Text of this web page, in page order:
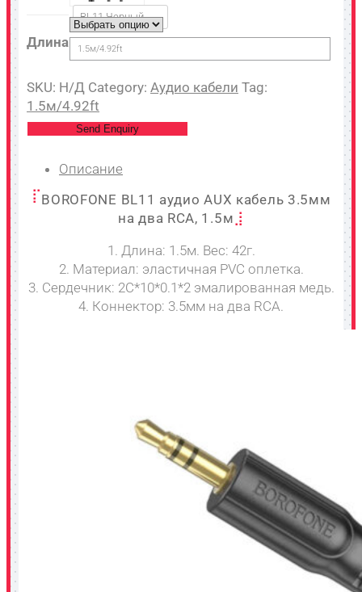
BL11 Черный
Длина 1.5м/4.92ft
SKU: Н/Д Category: Аудио кабели Tag:
1.5м/4.92ft
Send Enquiry
Описание
BOROFONE BL11 аудио AUX кабель 3.5мм
на два RCA, 1.5м
1. Длина: 1.5м. Вес: 42г.
2. Материал: эластичная PVC оплетка.
3. Сердечник: 2C*10*0.1*2 эмалированная медь.
4. Коннектор: 3.5мм на два RCA.